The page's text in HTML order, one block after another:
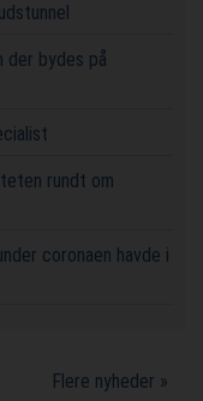
der bydes på
rundt om
coronaen havde i
Flere nyheder »